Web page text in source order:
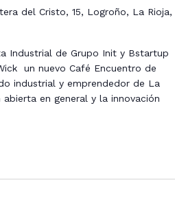
del Cristo, 15, Logroño, La Rioja,
Industrial de Grupo Init y Bstartup
un nuevo Café Encuentro de
industrial y emprendedor de La
en general y la innovación